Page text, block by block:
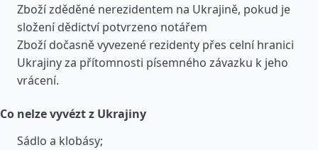
Zboží zděděné nerezidentem na Ukrajině, pokud je
složení dědictví potvrzeno notářem
Zboží dočasně vyvezené rezidenty přes celní hranici
Ukrajiny za přítomnosti písemného závazku k jeho
vrácení.
Co nelze vyvézt z Ukrajiny
Sádlo a klobásy;